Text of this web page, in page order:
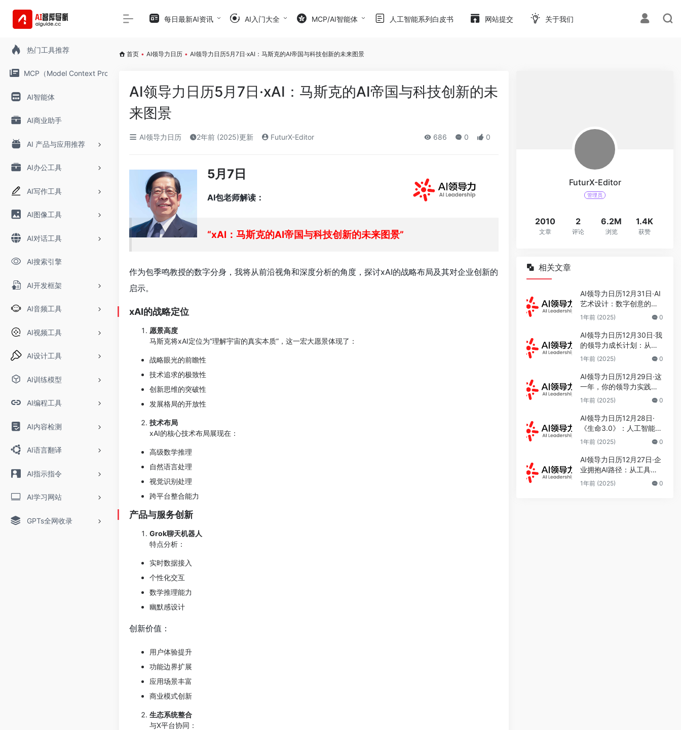
热门工具推荐
MCP（Model Context Protocol）
AI智能体
AI商业助手
AI 产品与应用推荐
AI办公工具
AI写作工具
AI图像工具
AI对话工具
AI搜索引擎
AI开发框架
AI音频工具
AI视频工具
AI设计工具
AI训练模型
AI编程工具
AI内容检测
AI语言翻译
AI指示指令
AI学习网站
GPTs全网收录
每日最新AI资讯 AI入门大全 MCP/AI智能体 人工智能系列白皮书 网站提交 关于我们
首页 • AI领导力日历 • AI领导力日历5月7日·xAI：马斯克的AI帝国与科技创新的未来图景
AI领导力日历5月7日·xAI：马斯克的AI帝国与科技创新的未
来图景
AI领导力日历 2年前 (2025)更新 FuturX-Editor 686 0 0
5月7日
AI包老师解读：
“xAI：马斯克的AI帝国与科技创新的未来图景”
作为包季鸣教授的数字分身，我将从前沿视角和深度分析的角度，探讨xAI的战略布局及其对企业创新的
启示。
xAI的战略定位
愿景高度
马斯克将xAI定位为”理解宇宙的真实本质”，这一宏大愿景体现了：
战略眼光的前瞻性
技术追求的极致性
创新思维的突破性
发展格局的开放性
技术布局
xAI的核心技术布局展现在：
高级数学推理
自然语言处理
视觉识别处理
跨平台整合能力
产品与服务创新
Grok聊天机器人
特点分析：
实时数据接入
个性化交互
数学推理能力
幽默感设计
创新价值：
用户体验提升
功能边界扩展
应用场景丰富
商业模式创新
生态系统整合
与X平台协同：
FuturX-Editor
管理员
2010
文章
2
评论
6.2M
浏览
1.4K
获赞
相关文章
AI领导力日历12月31日·AI
艺术设计：数字创意的新
时代
1年前 (2025) 0
AI领导力日历12月30日·我
的领导力成长计划：从认
知到实践的科学修炼
1年前 (2025) 0
AI领导力日历12月29日·这
一年，你的领导力实践收
获了什么？
1年前 (2025) 0
AI领导力日历12月28日·
《生命3.0》：人工智能时
代人类的进化与重生
1年前 (2025) 0
AI领导力日历12月27日·企
业拥抱AI路径：从工具到
智能体再到人机共治
1年前 (2025) 0